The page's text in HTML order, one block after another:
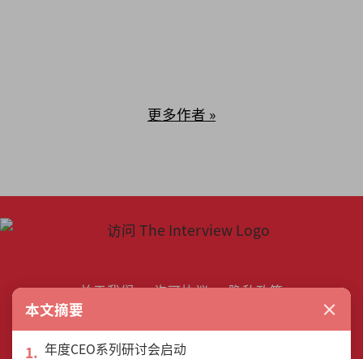
更多作者 »
关于我们 许可协议
隐私政策
联络我们
作者列表
本文摘要 ×
年度CEO系列研讨会启动